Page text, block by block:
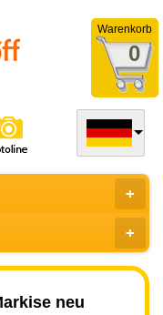
Warenkorb
0
neu